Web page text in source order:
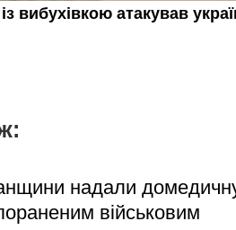
надали
військовим